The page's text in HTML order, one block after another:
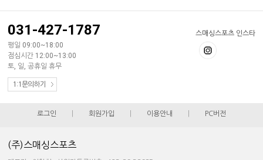
스매싱스포츠 인스타
031-427-1787
평일 09:00~18:00
점심시간 12:00~13:00
토, 일, 공휴일 휴무
1:1문의하기
로그인 회원가입 이용안내 PC버전
(주)스매싱스포츠